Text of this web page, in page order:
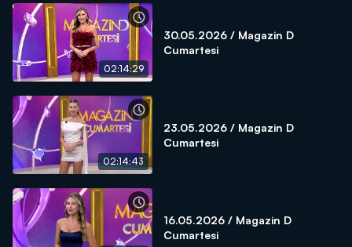
02:14:29
30.05.2026 / Magazin D
Cumartesi
02:14:43
23.05.2026 / Magazin D
Cumartesi
16.05.2026 / Magazin D
Cumartesi